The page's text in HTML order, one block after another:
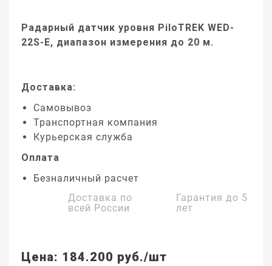
Радарный датчик уровня PiloTREK WED-
22S-E, диапазон измерения до 20 м.
Доставка:
Самовывоз
Транспортная компания
Курьерская служба
Оплата
Безналичный расчет
Доставка по
всей России
Гарантия до 5
лет
Цена: 184.200 руб./шт